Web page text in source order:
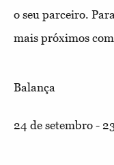
o seu parceiro.
mais próximos
Balança
24 de setembro -